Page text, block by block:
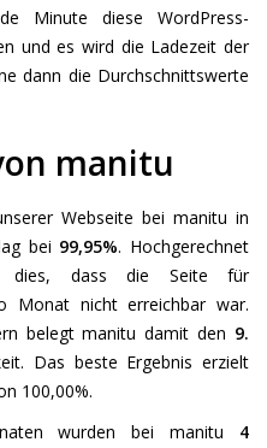
Minute diese WordPress-
und es wird die Ladezeit der
dann die Durchschnittswerte
manitu
Webseite bei manitu in
bei 99,95%. Hochgerechnet
dies, dass die Seite für
Monat nicht erreichbar war.
belegt manitu damit den 9.
Das beste Ergebnis erzielt
100,00%.
wurden bei manitu 4